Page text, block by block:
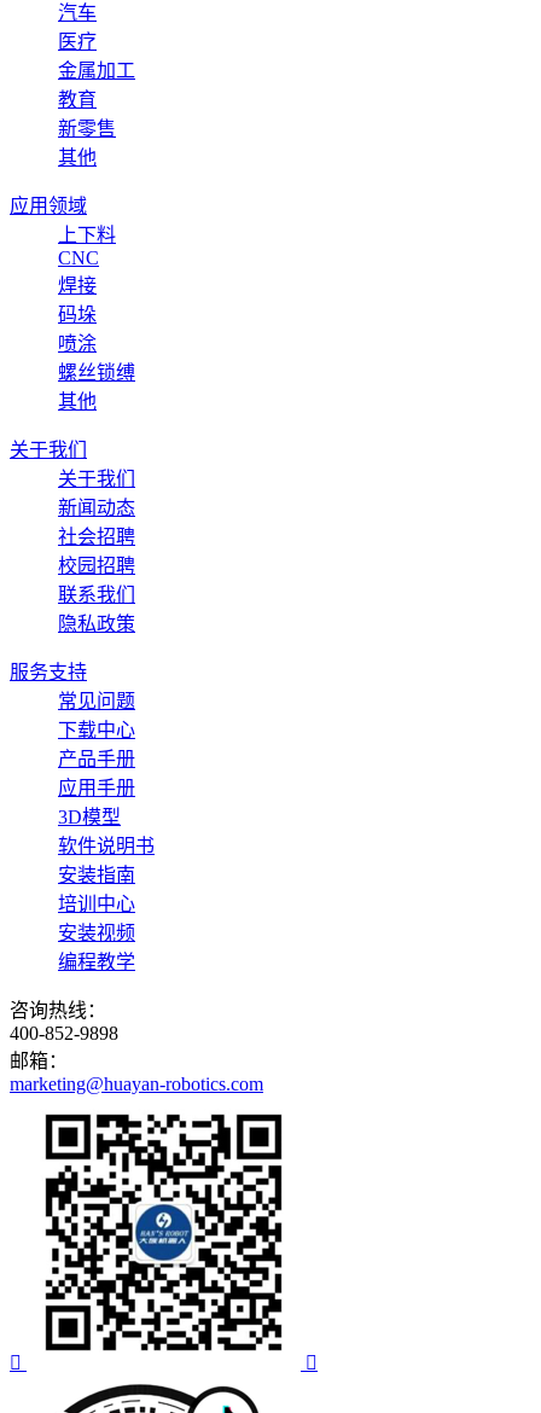
汽车
医疗
金属加工
教育
新零售
其他
应用领域
上下料
CNC
焊接
码垛
喷涂
螺丝锁缚
其他
关于我们
关于我们
新闻动态
社会招聘
校园招聘
联系我们
隐私政策
服务支持
常见问题
下载中心
产品手册
应用手册
3D模型
软件说明书
安装指南
培训中心
安装视频
编程教学
咨询热线：
400-852-9898
邮箱：
marketing@huayan-robotics.com